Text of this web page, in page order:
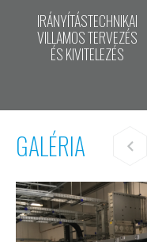
IRÁNYÍTÁSTECHNIKAI
VILLAMOS TERVEZÉS
ÉS KIVITELEZÉS
GALÉRIA